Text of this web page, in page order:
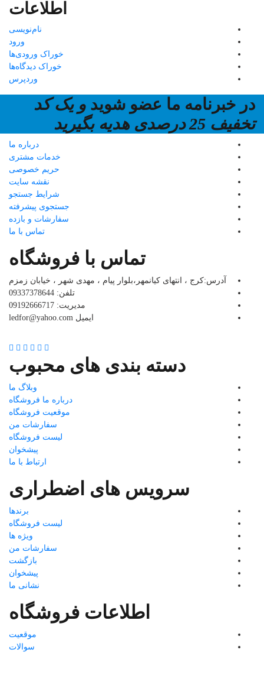
اطلاعات
نام‌نویسی
ورود
خوراک ورودی‌ها
خوراک دیدگاه‌ها
وردپرس
در خبرنامه ما عضو شوید و یک کد
تخفیف 25 درصدی هدیه بگیرید
درباره ما
خدمات مشتری
حریم خصوصی
نقشه سایت
شرایط جستجو
جستجوی پیشرفته
سفارشات و بازده
تماس با ما
تماس با فروشگاه
آدرس:کرج ، انتهای کیانمهر،بلوار پیام ، مهدی شهر ، خیابان زمزم
تلفن: 09337378644
مدیریت: 09192666717
ایمیل ledfor@yahoo.com
دسته بندی های محبوب
وبلاگ ما
درباره ما فروشگاه
موقعیت فروشگاه
سفارشات من
لیست فروشگاه
پیشخوان
ارتباط با ما
سرویس های اضطراری
برندها
لیست فروشگاه
ویژه ها
سفارشات من
بازگشت
پیشخوان
نشانی ما
اطلاعات فروشگاه
موقعیت
سوالات